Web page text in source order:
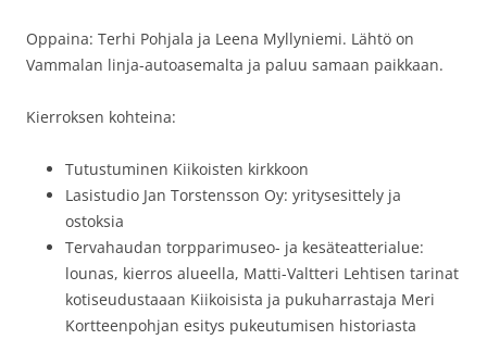
Oppaina: Terhi Pohjala ja Leena Myllyniemi. Lähtö on
Vammalan linja-autoasemalta ja paluu samaan paikkaan.
Kierroksen kohteina:
Tutustuminen Kiikoisten kirkkoon
Lasistudio Jan Torstensson Oy: yritysesittely ja
ostoksia
Tervahaudan torpparimuseo- ja kesäteatterialue:
lounas, kierros alueella, Matti-Valtteri Lehtisen tarinat
kotiseudustaaan Kiikoisista ja pukuharrastaja Meri
Kortteenpohjan esitys pukeutumisen historiasta